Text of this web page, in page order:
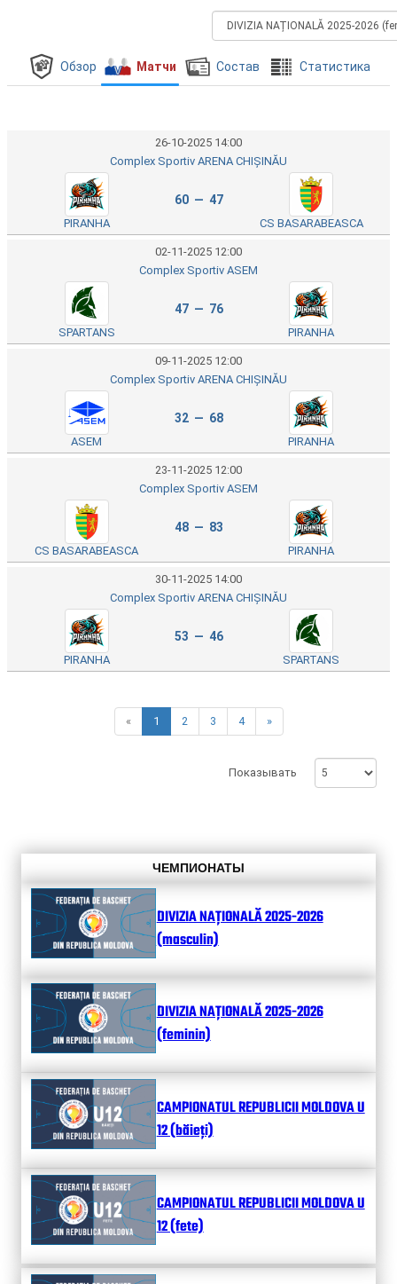
Обзор Матчи Состав Cтатистика
26-10-2025 14:00
Complex Sportiv ARENA CHIȘINĂU
PIRANHA
60 — 47
CS BASARABEASCA
02-11-2025 12:00
Complex Sportiv ASEM
SPARTANS
47 — 76
PIRANHA
09-11-2025 12:00
Complex Sportiv ARENA CHIȘINĂU
ASEM
32 — 68
PIRANHA
23-11-2025 12:00
Complex Sportiv ASEM
CS BASARABEASCA
48 — 83
PIRANHA
30-11-2025 14:00
Complex Sportiv ARENA CHIȘINĂU
PIRANHA
53 — 46
SPARTANS
« 1 2 3 4 »
Показывать
ЧЕМПИОНАТЫ
DIVIZIA NAȚIONALĂ 2025-2026
(masculin)
DIVIZIA NAȚIONALĂ 2025-2026
(feminin)
CAMPIONATUL REPUBLICII MOLDOVA U
12 (băieți)
CAMPIONATUL REPUBLICII MOLDOVA U
12 (fete)